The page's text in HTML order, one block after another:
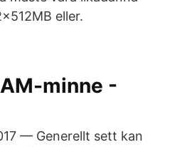
eller.
minne -
— Generellt sett kan